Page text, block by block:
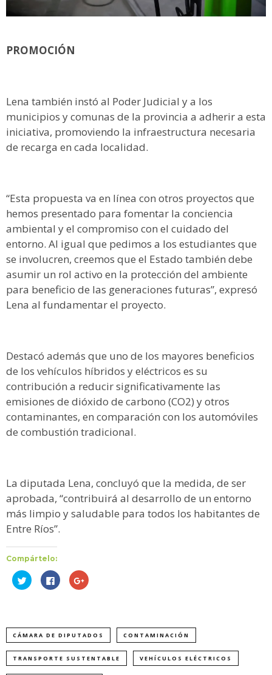
PROMOCIÓN
Lena también instó al Poder Judicial y a los
municipios y comunas de la provincia a adherir a esta
iniciativa, promoviendo la infraestructura necesaria
de recarga en cada localidad.
“Esta propuesta va en línea con otros proyectos que
hemos presentado para fomentar la conciencia
ambiental y el compromiso con el cuidado del
entorno. Al igual que pedimos a los estudiantes que
se involucren, creemos que el Estado también debe
asumir un rol activo en la protección del ambiente
para beneficio de las generaciones futuras”, expresó
Lena al fundamentar el proyecto.
Destacó además que uno de los mayores beneficios
de los vehículos híbridos y eléctricos es su
contribución a reducir significativamente las
emisiones de dióxido de carbono (CO2) y otros
contaminantes, en comparación con los automóviles
de combustión tradicional.
La diputada Lena, concluyó que la medida, de ser
aprobada, “contribuirá al desarrollo de un entorno
más limpio y saludable para todos los habitantes de
Entre Ríos”.
Compártelo:
Haz
clic
abre
en
una
ventana
nueva)
Haz
clic
abre
en
una
ventana
nueva)
Haz
clic
abre
en
una
ventana
nueva)
CÁMARA DE DIPUTADOS CONTAMINACIÓN
TRANSPORTE SUSTENTABLE VEHÍCULOS ELÉCTRICOS